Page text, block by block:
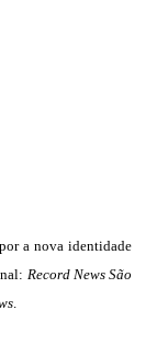
a nova identidade
Record News São
.